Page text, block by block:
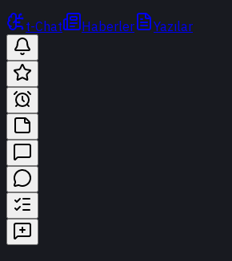
t-Chat Haberler Yazılar